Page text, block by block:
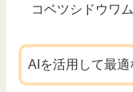
コベツシドウワム
AIを活用して最